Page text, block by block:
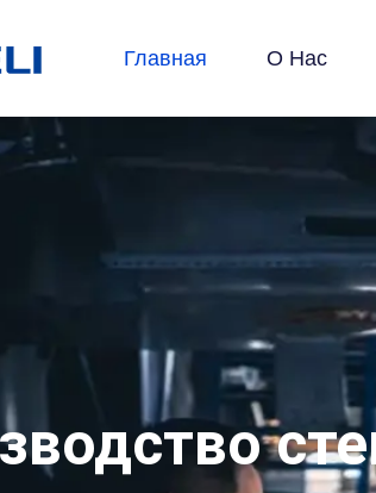
Главная О Нас